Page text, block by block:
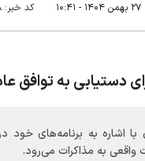
۲۷ بهمن ۱۴۰۴ - ۱۰:۴۱ کد خبر:
دستیابی به توافق
با اشاره به برنامه‌های خود
واقعی به مذاکرات می‌‌رود.